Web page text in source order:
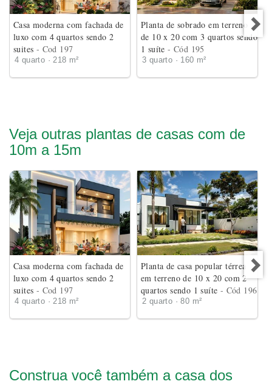
Casa moderna com fachada de
luxo com 4 quartos sendo 2
suites - Cod 197
4 quarto · 218 m²
Planta de sobrado em terreno
de 10 x 20 com 3 quartos sendo
1 suíte- Cód 195
3 quarto · 160 m²
Veja outras plantas de casas com de
10m a 15m
Casa moderna com fachada de
luxo com 4 quartos sendo 2
suites - Cod 197
4 quarto · 218 m²
Planta de casa popular térrea
em terreno de 10 x 20 com 2
quartos sendo 1 suíte - Cód 196
2 quarto · 80 m²
Construa você também a casa dos